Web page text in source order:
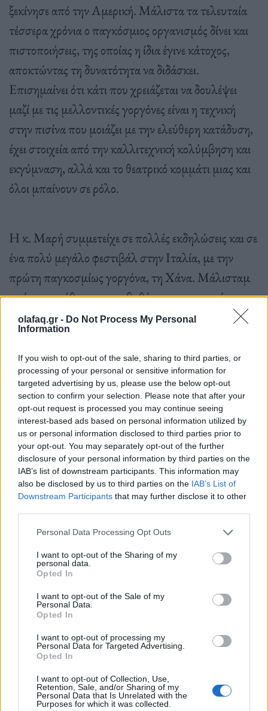
olafaq.gr - Do Not Process My Personal
Information
If you wish to opt-out of the sale, sharing to third parties, or
processing of your personal or sensitive information for
targeted advertising by us, please use the below opt-out
section to confirm your selection. Please note that after your
opt-out request is processed you may continue seeing
interest-based ads based on personal information utilized by
us or personal information disclosed to third parties prior to
your opt-out. You may separately opt-out of the further
disclosure of your personal information by third parties on the
IAB’s list of downstream participants. This information may
also be disclosed by us to third parties on the IAB’s List of
Downstream Participants that may further disclose it to other
Personal Data Processing Opt Outs
I want to opt-out of the Sharing of my
personal data.
Opted In
I want to opt-out of the Sale of my
Personal Data.
Opted In
I want to opt-out of processing my
Personal Data for Targeted Advertising.
Opted In
I want to opt-out of Collection, Use,
Retention, Sale, and/or Sharing of my
Personal Data that Is Unrelated with the
Purposes for which it was collected.
ξεκίνησε από την Αμερική. Μάλιστα τα τελευταία
τέσσερα χρόνια ο παγκόσμιος οργανισμός δίνει και
πιστοποιήσεις, της οποίας η ίδια έγινε κάτοχος,
αποκτώντας τη δυνατότητα να διδάσκει.
Επισημαίνει ότι κάτι που χρειάζεται να δουλέψει
μαζί με τις μελλοντικές γοργόνες είναι η τεχνική
στην πισίνα που μοιάζει με την ελεύθερη κατάδυση,
έχει στοιχεία από την καλλιτεχνική κολύμβηση και
εκγύμναση, αλλά και το θεατρικό κομμάτι μιας και
όλοι μπαίνουν σε ρόλο.
Η κ. Μαρή συμμετείχε σε πολλές εκδηλώσεις και σε
ένα πολύ μεγάλο φεστιβάλ στην Ιταλία, με την
πρώτη παγκοσμίως γοργόνα, τη Χάνα. Μάλισταμ
εκεί συναντήθηκαν στον βυθό, στο μαγευτικό
Ατράνι, 22 γοργόνες από κάθε γωνιά του πλανήτη
και ανάμεσά τους και η ίδια.
Υποβρύχια πασαρέλα με ουρές γοργόνας και
βραδινά φορέματα
Το διάστημα αυτό, η Θεσσαλονικιά εκπαιδεύτρια,
που περνάει πολλές ώρες μέσα στο νερό, ετοιμάζει
κάτι διαφορετικό, για το οποίο είναι ήδη σε εξέλιξη
σεμινάρια και γίνονται εντατικά μαθήματα για
υποβρύχιο μόντελινγκ- για γοργόνες και όχι μόνο.
Διοργανώνουμε το προσεχές Σαββατοκύριακο, 27
και 28 Ιανουαρίου, το υποβρύχιο μόντελινγκ, όπου
θα αποτυπώσουμε τις στιγμές που οι ενδιαφερόμενοι
θα φωτογραφηθούν κάτω από το νερό ως γοργόνες